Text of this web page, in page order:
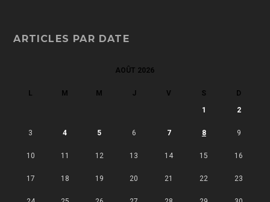
ARTICLES PAR DATE
AOÛT 2026
L M M J V S D
1 2
3 4 5 6 7 8 9
10 11 12 13 14 15 16
17 18 19 20 21 22 23